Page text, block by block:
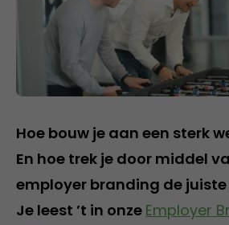
Hoe bouw je aan een sterk
En hoe trek je door middel
employer branding de
Je leest ’t in onze Employer